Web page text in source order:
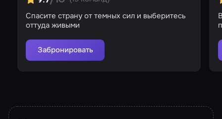
Спасите страну от темных сил и выберитесь
оттуда живыми
Забронировать